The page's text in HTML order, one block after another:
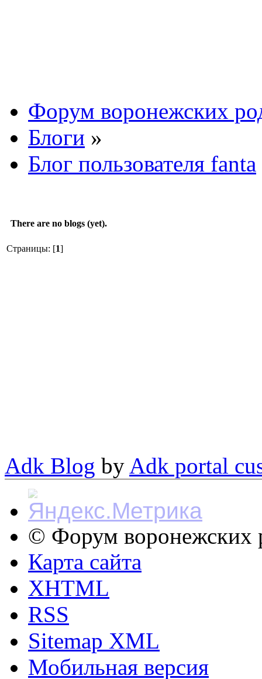
Форум воронежских
Блоги »
Блог пользователя fanta
There are no blogs (yet).
Страницы: [1]
Adk Blog by Adk portal
© Форум воронежских
Карта сайта
XHTML
RSS
Sitemap XML
Мобильная версия